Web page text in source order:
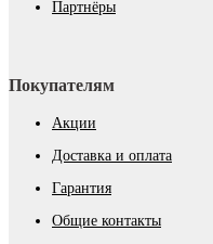
Партнёры
Покупателям
Акции
Доставка и оплата
Гарантия
Общие контакты